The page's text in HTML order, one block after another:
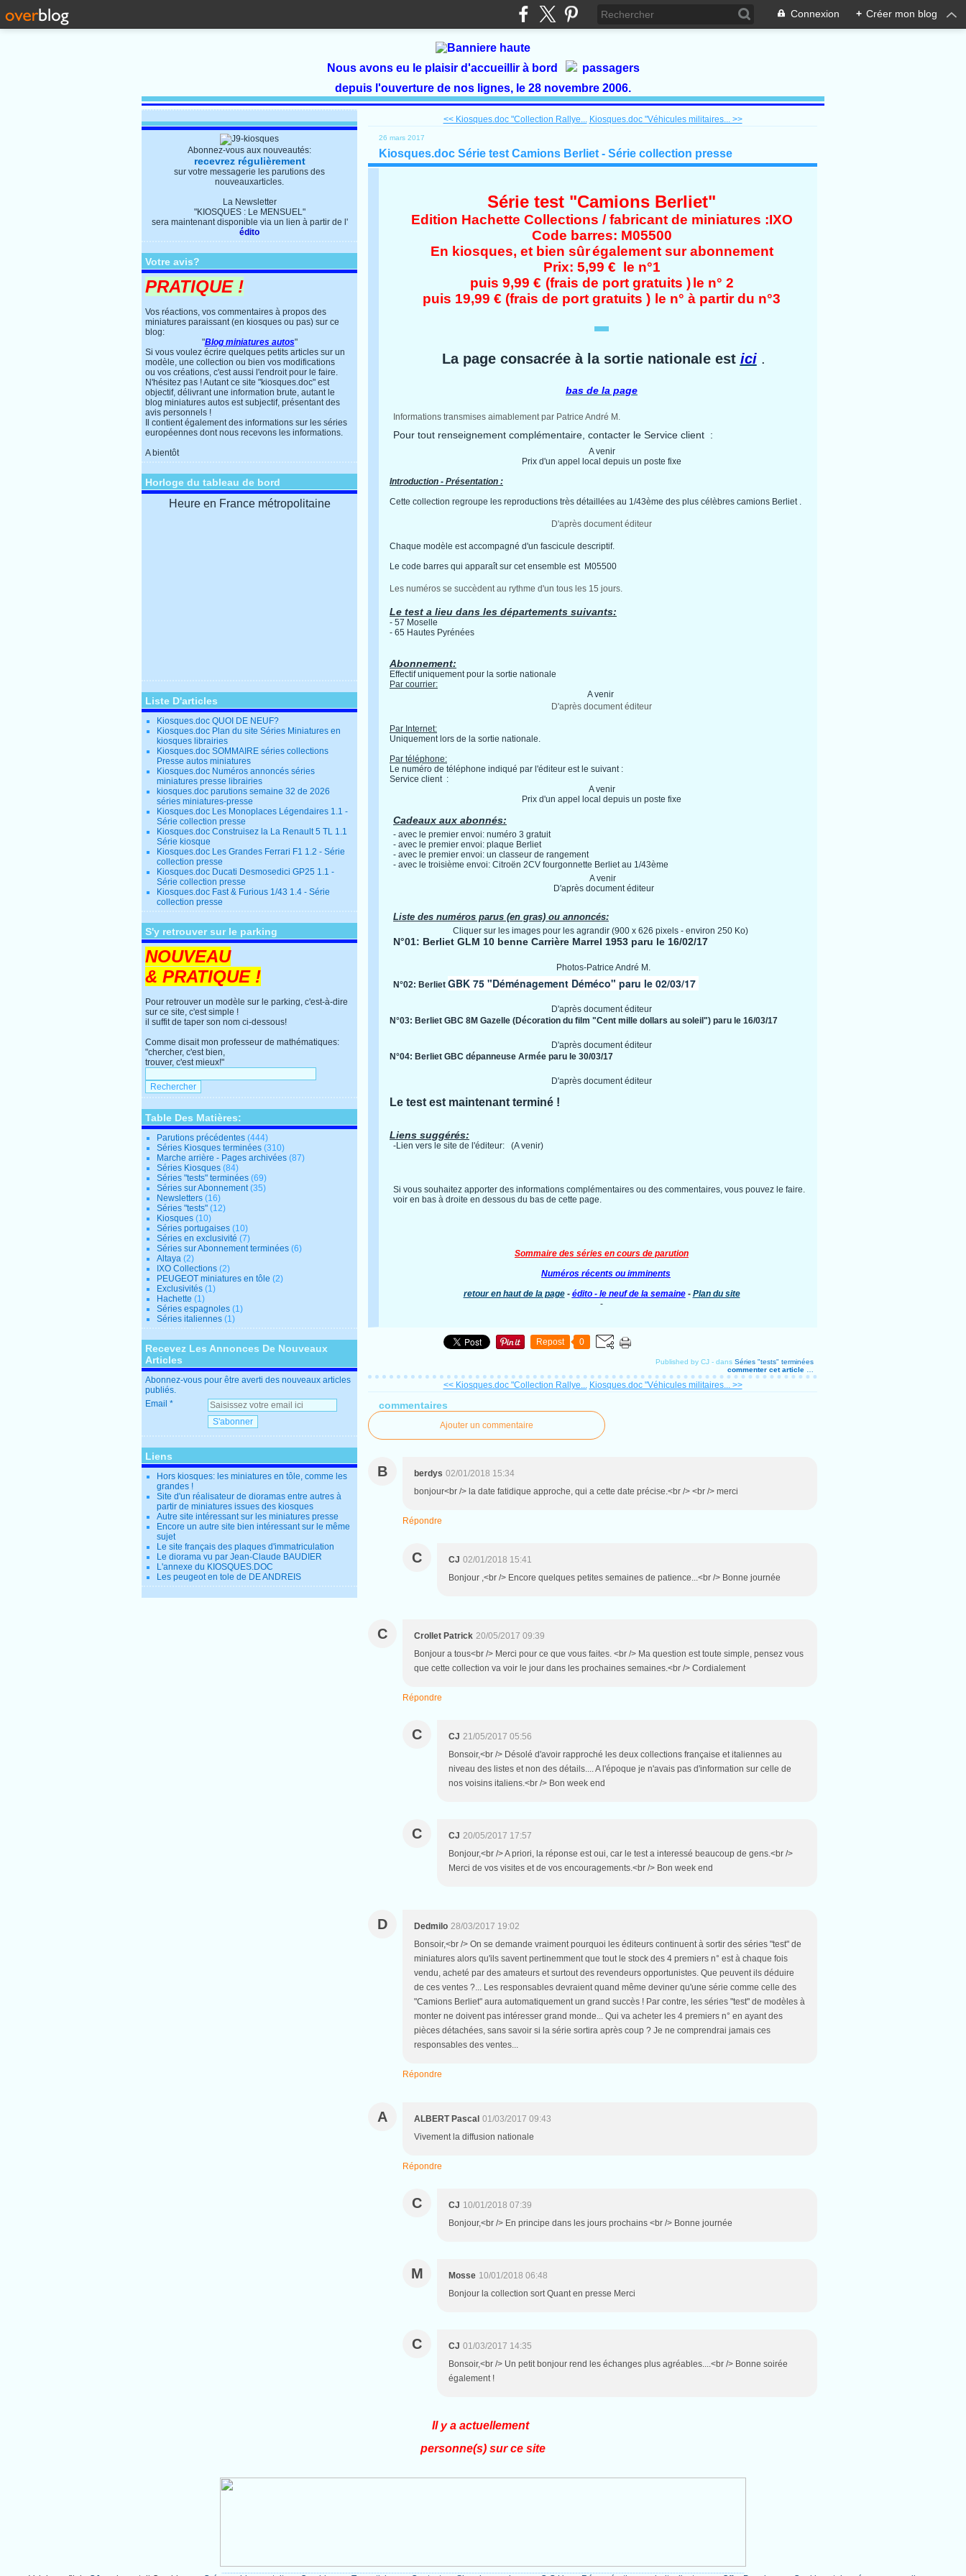
Connexion + Créer mon blog
Nous avons eu le plaisir d'accueillir à bord
passagers
depuis l'ouverture de nos lignes, le 28 novembre 2006.
Abonnez-vous aux nouveautés:
recevrez régulièrement
sur votre messagerie les parutions des
nouveauxarticles.
La Newsletter
"KIOSQUES : Le MENSUEL"
sera maintenant disponible via un lien à partir de l'
édito
Votre avis?
PRATIQUE !
Vos réactions, vos commentaires à propos des
miniatures paraissant (en kiosques ou pas) sur ce
blog:
"Blog miniatures autos"
Si vous voulez écrire quelques petits articles sur un
modèle, une collection ou bien vos modifications
ou vos créations, c'est aussi l'endroit pour le faire.
N'hésitez pas ! Autant ce site "kiosques.doc" est
objectif, délivrant une information brute, autant le
blog miniatures autos est subjectif, présentant des
avis personnels !
Il contient également des informations sur les séries
européennes dont nous recevons les informations.
A bientôt
Horloge du tableau de bord
Heure en France métropolitaine
Liste D'articles
Kiosques.doc QUOI DE NEUF?
Kiosques.doc Plan du site Séries Miniatures en
kiosques librairies
Kiosques.doc SOMMAIRE séries collections
Presse autos miniatures
Kiosques.doc Numéros annoncés séries
miniatures presse librairies
kiosques.doc parutions semaine 32 de 2026
séries miniatures-presse
Kiosques.doc Les Monoplaces Légendaires 1.1 -
Série collection presse
Kiosques.doc Construisez la La Renault 5 TL 1.1
Série kiosque
Kiosques.doc Les Grandes Ferrari F1 1.2 - Série
collection presse
Kiosques.doc Ducati Desmosedici GP25 1.1 -
Série collection presse
Kiosques.doc Fast & Furious 1/43 1.4 - Série
collection presse
S'y retrouver sur le parking
NOUVEAU
& PRATIQUE !
Pour retrouver un modèle sur le parking, c'est-à-dire
sur ce site, c'est simple !
il suffit de taper son nom ci-dessous!
Comme disait mon professeur de mathématiques:
"chercher, c'est bien,
trouver, c'est mieux!"
Table Des Matières:
Parutions précédentes (444)
Séries Kiosques terminées (310)
Marche arrière - Pages archivées (87)
Séries Kiosques (84)
Séries "tests" terminées (69)
Séries sur Abonnement(35)
Newsletters (16)
Séries "tests" (12)
Kiosques (10)
Séries portugaises (10)
Séries en exclusivité (7)
Séries sur Abonnement terminées (6)
Altaya (2)
IXO Collections (2)
PEUGEOT miniatures en tôle (2)
Exclusivités (1)
Hachette (1)
Séries espagnoles (1)
Séries italiennes (1)
Recevez Les Annonces De Nouveaux
Articles
Abonnez-vous pour être averti des nouveaux articles
publiés.
Email
Liens
Hors kiosques: les miniatures en tôle, comme les
grandes !
Site d'un réalisateur de dioramas entre autres à
partir de miniatures issues des kiosques
Autre site intéressant sur les miniatures presse
Encore un autre site bien intéressant sur le même
sujet
Le site français des plaques d'immatriculation
Le diorama vu par Jean-Claude BAUDIER
L'annexe du KIOSQUES.DOC
Les peugeot en tole de DE ANDREIS
<< Kiosques.doc "Collection Rallye... Kiosques.doc "Véhicules militaires... >>
26 mars 2017
Kiosques.doc Série test Camions Berliet - Série collection presse
Série test "Camions Berliet"
Edition Hachette Collections / fabricant de miniatures :IXO
Code barres: M05500
En kiosques, et bien sûrégalement sur abonnement
Prix: 5,99 € le n°1
puis 9,99 € (frais de port gratuits ) le n° 2
puis 19,99 € (frais de port gratuits ) le n° à partir du n°3
La page consacrée à la sortie nationale est ici.
bas de la page
Informations transmises aimablement par Patrice André M.
Pour tout renseignement complémentaire, contacter le Service client :
A venir
Prix d'un appel local depuis un poste fixe
Introduction - Présentation :
Cette collection regroupe les reproductions très détaillées au 1/43ème des plus célèbres camions Berliet .
D'après document éditeur
Chaque modèle est accompagné d'un fascicule descriptif.
Le code barres qui apparaît sur cet ensemble est M05500
Les numéros se succèdent au rythme d'un tous les 15 jours.
Le test a lieu dans les départements suivants:
- 57 Moselle
- 65 Hautes Pyrénées
Abonnement:
Effectif uniquement pour la sortie nationale
Par courrier:
A venir
D'après document éditeur
Par Internet:
Uniquement lors de la sortie nationale.
Par téléphone:
Le numéro de téléphone indiqué par l'éditeur est le suivant :
Service client :
A venir
Prix d'un appel local depuis un poste fixe
Cadeaux aux abonnés:
- avec le premier envoi: numéro 3 gratuit
- avec le premier envoi: plaque Berliet
- avec le premier envoi: un classeur de rangement
- avec le troisième envoi: Citroën 2CV fourgonnette Berliet au 1/43ème
A venir
D'après document éditeur
Liste des numéros parus (en gras) ou annoncés:
Cliquer sur les images pour les agrandir (900 x 626 pixels - environ 250 Ko)
N°01: Berliet GLM 10 benne Carrière Marrel 1953 paru le 16/02/17
Photos-Patrice André M.
N°02: Berliet GBK 75 "Déménagement Déméco" paru le 02/03/17
D'après document éditeur
N°03: Berliet GBC 8M Gazelle (Décoration du film "Cent mille dollars au soleil") paru le 16/03/17
D'après document éditeur
N°04: Berliet GBC dépanneuse Armée paru le 30/03/17
D'après document éditeur
Le test est maintenant terminé !
Liens suggérés:
-Lien vers le site de l'éditeur: (A venir)
Si vous souhaitez apporter des informations complémentaires ou des commentaires, vous pouvez le faire.
voir en bas à droite en dessous du bas de cette page.
Sommaire des séries en cours de parution
Numéros récents ou imminents
retour en haut de la page- édito - le neuf de la semaine- Plan du site
-
Repost 0
Published by CJ - dans Séries "tests" terminées
commenter cet article
<< Kiosques.doc "Collection Rallye... Kiosques.doc "Véhicules militaires... >>
commentaires
Ajouter un commentaire
B berdys 02/01/2018 15:34
bonjour<br /> la date fatidique approche, qui a cette date précise.<br /> <br /> merci
Répondre
C CJ 02/01/2018 15:41
Bonjour ,<br /> Encore quelques petites semaines de patience...<br /> Bonne journée
C Crollet Patrick 20/05/2017 09:39
Bonjour a tous<br /> Merci pour ce que vous faites. <br /> Ma question est toute simple, pensez vous
que cette collection va voir le jour dans les prochaines semaines.<br /> Cordialement
Répondre
C CJ 21/05/2017 05:56
Bonsoir,<br /> Désolé d'avoir rapproché les deux collections française et italiennes au
niveau des listes et non des détails.... A l'époque je n'avais pas d'information sur celle de
nos voisins italiens.<br /> Bon week end
C CJ 20/05/2017 17:57
Bonjour,<br /> A priori, la réponse est oui, car le test a interessé beaucoup de gens.<br />
Merci de vos visites et de vos encouragements.<br /> Bon week end
D Dedmilo 28/03/2017 19:02
Bonsoir,<br /> On se demande vraiment pourquoi les éditeurs continuent à sortir des séries "test" de
miniatures alors qu'ils savent pertinemment que tout le stock des 4 premiers n° est à chaque fois
vendu, acheté par des amateurs et surtout des revendeurs opportunistes. Que peuvent ils déduire
de ces ventes ?... Les responsables devraient quand même deviner qu'une série comme celle des
"Camions Berliet" aura automatiquement un grand succès ! Par contre, les séries "test" de modèles à
monter ne doivent pas intéresser grand monde... Qui va acheter les 4 premiers n° en ayant des
pièces détachées, sans savoir si la série sortira après coup ? Je ne comprendrai jamais ces
responsables des ventes...
Répondre
A ALBERT Pascal 01/03/2017 09:43
Vivement la diffusion nationale
Répondre
C CJ 10/01/2018 07:39
Bonjour,<br /> En principe dans les jours prochains <br /> Bonne journée
M Mosse 10/01/2018 06:48
Bonjour la collection sort Quant en presse Merci
C CJ 01/03/2017 14:35
Bonsoir,<br /> Un petit bonjour rend les échanges plus agréables....<br /> Bonne soirée
également !
Il y a actuellement
personne(s) sur ce site